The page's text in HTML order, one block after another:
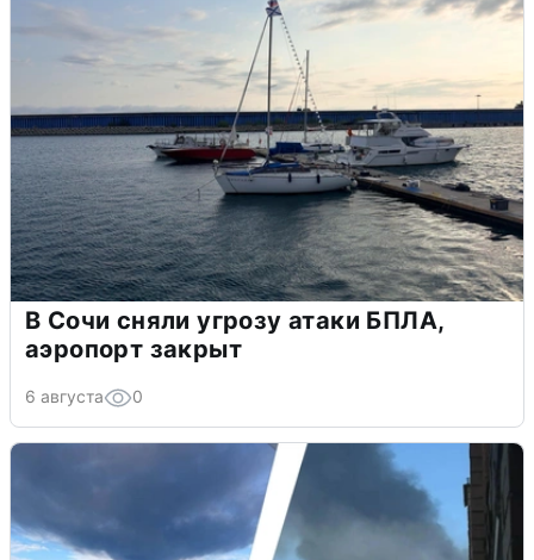
В Сочи сняли угрозу атаки БПЛА,
аэропорт закрыт
6 августа 0